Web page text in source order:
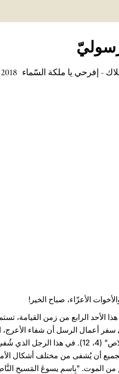
- إفرحي يا ملكة السّماء 2018
الأعزّاء، صباح الخير!
هذا الأحد الرابع من زمن القيامة،
أعمال الرسل أن شفاء الأعرج،
نَنالُ بِه الخَلاص" (4، 12). في
أن يُشفى من مختلف أشكال